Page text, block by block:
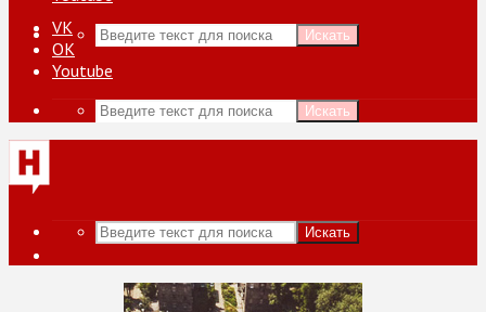
Искать
VK
ОК
Youtube
Искать
Искать